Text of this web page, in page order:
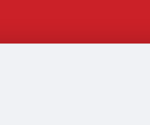
не является
и расчета, с